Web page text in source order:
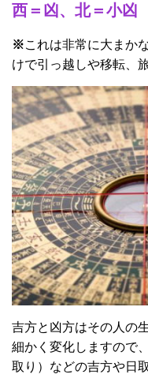
西＝凶、北＝小凶
※これは非常に大まか
けで引っ越しや移転、
吉方と凶方はその人の
細かく変化しますので
取り）などの吉方や日